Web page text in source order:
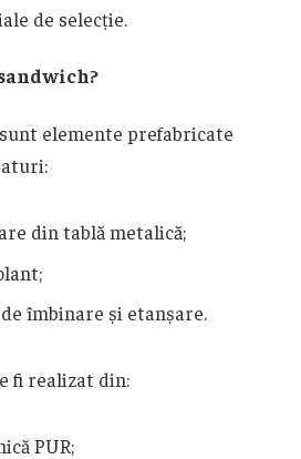
de selecție.
elemente prefabricate
din tablă metalică;
îmbinare și etanșare.
fi realizat din:
PUR;